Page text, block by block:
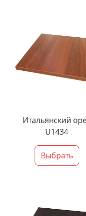
Итальянский
U1434
Выбрать